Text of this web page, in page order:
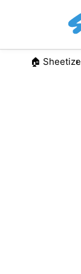
🏠︎ Sheetize